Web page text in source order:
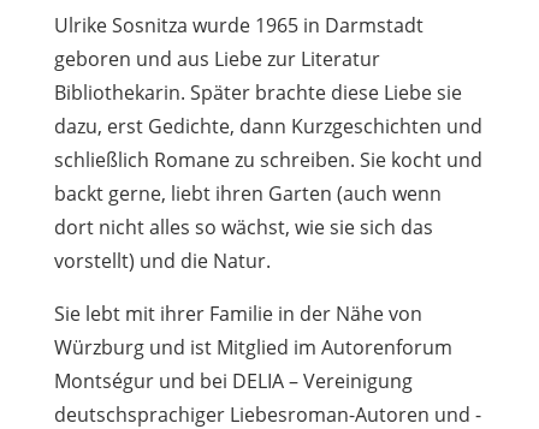
Ulrike Sosnitza wurde 1965 in Darmstadt
geboren und aus Liebe zur Literatur
Bibliothekarin. Später brachte diese Liebe sie
dazu, erst Gedichte, dann Kurzgeschichten und
schließlich Romane zu schreiben. Sie kocht und
backt gerne, liebt ihren Garten (auch wenn
dort nicht alles so wächst, wie sie sich das
vorstellt) und die Natur.
Sie lebt mit ihrer Familie in der Nähe von
Würzburg und ist Mitglied im Autorenforum
Montségur und bei DELIA – Vereinigung
deutschsprachiger Liebesroman-Autoren und -